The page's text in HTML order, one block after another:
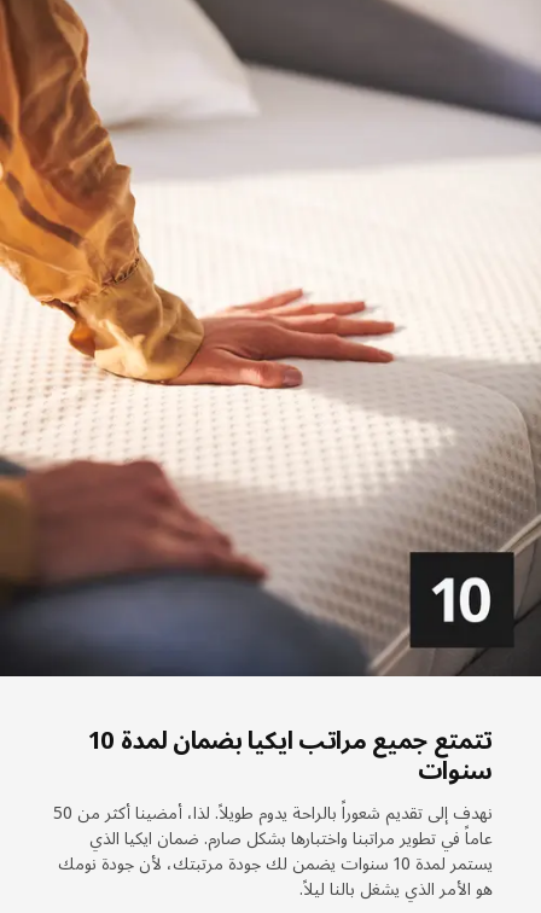
تتمتع جميع مراتب ايكيا بضمان لمدة 10
سنوات
نهدف إلى تقديم شعوراً بالراحة يدوم طويلاً. لذا، أمضينا أكثر من 50
عاماً في تطوير مراتبنا واختبارها بشكل صارم. ضمان ايكيا الذي
يستمر لمدة 10 سنوات يضمن لك جودة مرتبتك، لأن جودة نومك
هو الأمر الذي يشغل بالنا ليلاً.